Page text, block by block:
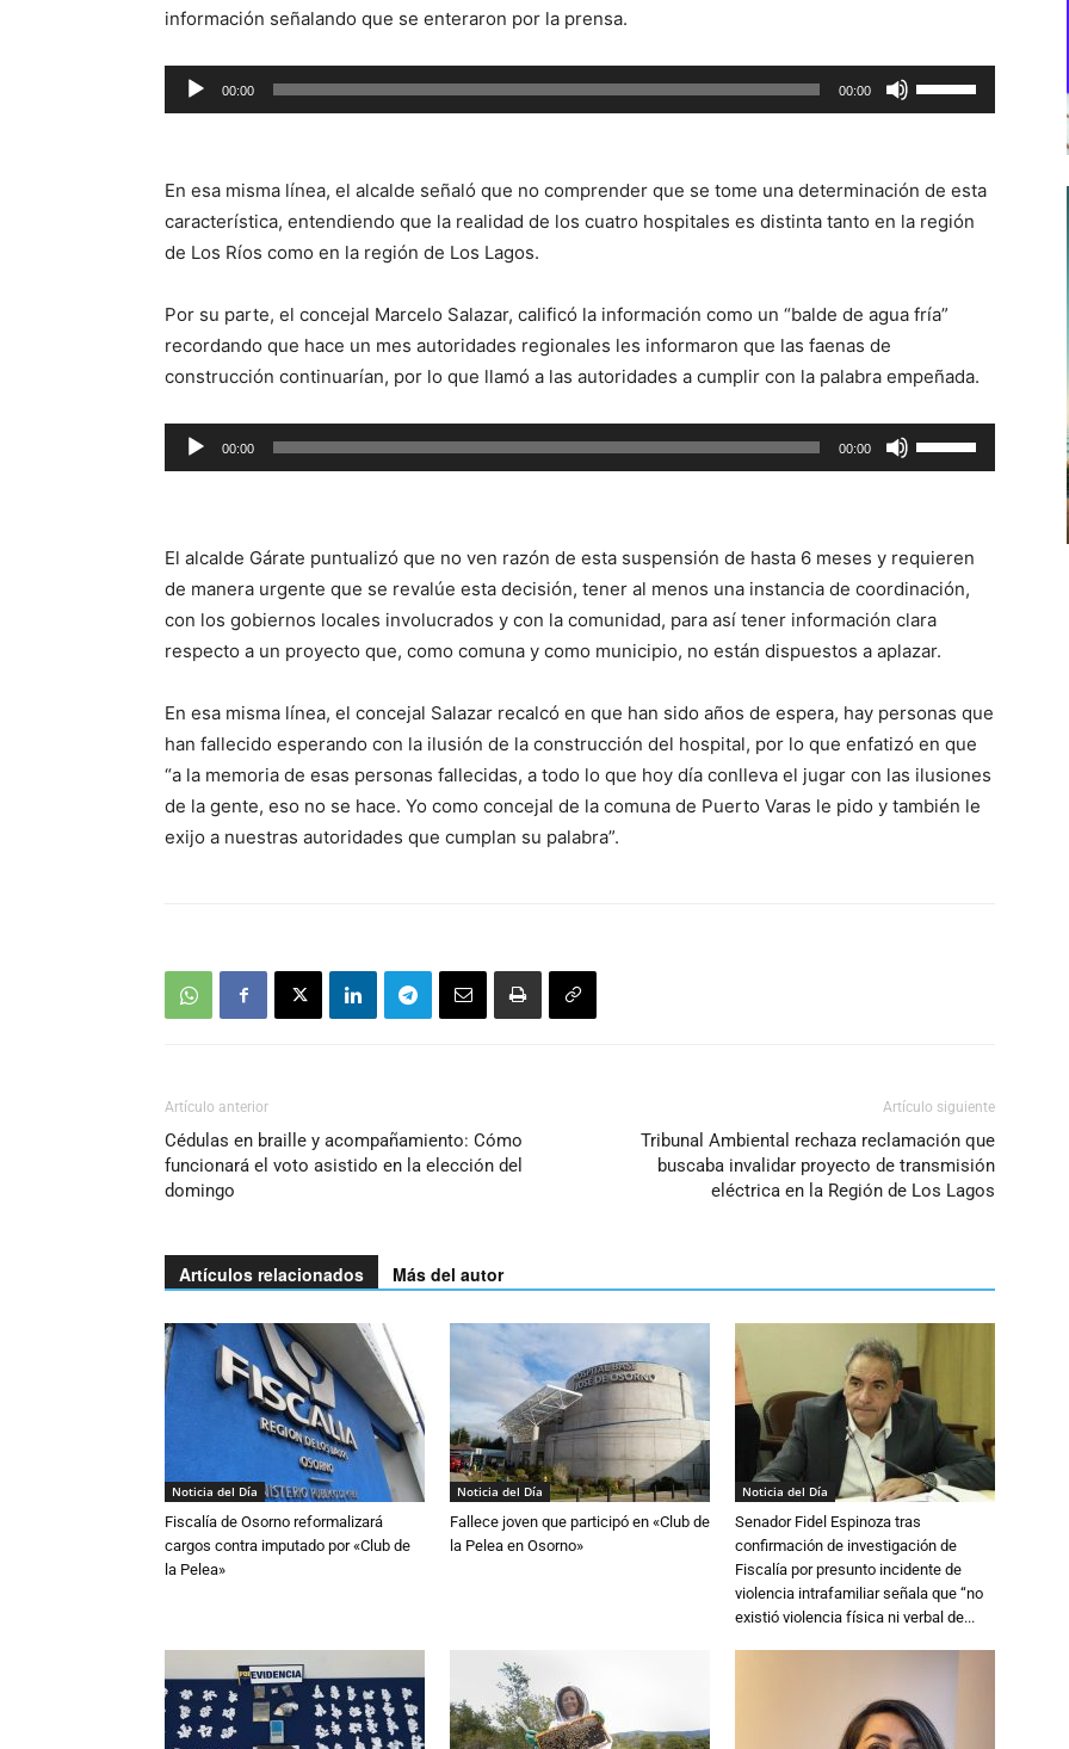
información señalando que se enteraron por la prensa.
Reproductor
de
00:00 00:00
las
flecha
arriba/abajo
o
el
volumen.
En esa misma línea, el alcalde señaló que no comprender que se tome una determinación de esta
característica, entendiendo que la realidad de los cuatro hospitales es distinta tanto en la región
de Los Ríos como en la región de Los Lagos.
Por su parte, el concejal Marcelo Salazar, calificó la información como un “balde de agua fría”
recordando que hace un mes autoridades regionales les informaron que las faenas de
construcción continuarían, por lo que llamó a las autoridades a cumplir con la palabra empeñada.
Reproductor
de
00:00 00:00
las
flecha
arriba/abajo
para
aumentar
disminuir
el
volumen.
El alcalde Gárate puntualizó que no ven razón de esta suspensión de hasta 6 meses y requieren
de manera urgente que se revalúe esta decisión, tener al menos una instancia de coordinación,
con los gobiernos locales involucrados y con la comunidad, para así tener información clara
respecto a un proyecto que, como comuna y como municipio, no están dispuestos a aplazar.
En esa misma línea, el concejal Salazar recalcó en que han sido años de espera, hay personas que
han fallecido esperando con la ilusión de la construcción del hospital, por lo que enfatizó en que
“a la memoria de esas personas fallecidas, a todo lo que hoy día conlleva el jugar con las ilusiones
de la gente, eso no se hace. Yo como concejal de la comuna de Puerto Varas le pido y también le
exijo a nuestras autoridades que cumplan su palabra”.
Artículo anterior
Cédulas en braille y acompañamiento: Cómo
funcionará el voto asistido en la elección del
domingo
Artículo siguiente
Tribunal Ambiental rechaza reclamación que
buscaba invalidar proyecto de transmisión
eléctrica en la Región de Los Lagos
Artículos relacionados Más del autor
Noticia del Día
Fiscalía de Osorno reformalizará
cargos contra imputado por «Club de
la Pelea»
Noticia del Día
Fallece joven que participó en «Club de
la Pelea en Osorno»
Noticia del Día
Senador Fidel Espinoza tras
confirmación de investigación de
Fiscalía por presunto incidente de
violencia intrafamiliar señala que “no
existió violencia física ni verbal de...